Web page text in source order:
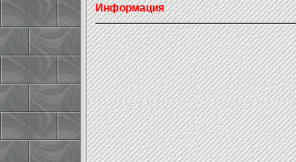
Информация